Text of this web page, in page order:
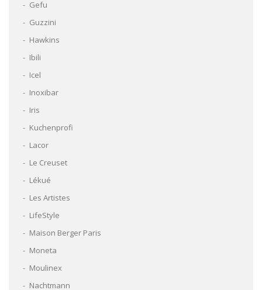
Gefu
Guzzini
Hawkins
Ibili
Icel
Inoxibar
Iris
Kuchenprofi
Lacor
Le Creuset
Lékué
Les Artistes
LifeStyle
Maison Berger Paris
Moneta
Moulinex
Nachtmann